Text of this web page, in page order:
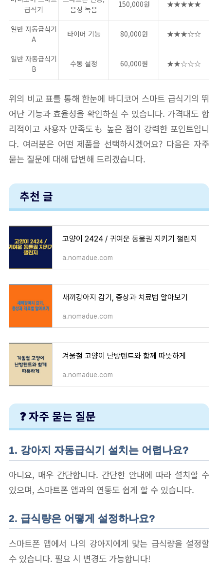
급식기
음성 녹음
150,000원 ★★★★★
일반 자동급식기
A
타이머 기능 80,000원 ★★★☆☆
일반 자동급식기
B
수동 설정 60,000원 ★★☆☆☆
위의 비교 표를 통해 한눈에 바디코어 스마트 급식기의 뛰
어난 기능과 효율성을 확인하실 수 있습니다. 가격대도 합
리적이고 사용자 만족도も 높은 점이 강력한 포인트입니
다. 여러분은 어떤 제품을 선택하시겠어요? 다음은 자주
묻는 질문에 대해 답변해 드리겠습니다.
추천 글
고양이 2424 / 귀여운 동물권 지키기 챌린지
a.nomadue.com
새끼강아지 감기, 증상과 치료법 알아보기
a.nomadue.com
겨울철 고양이 난방텐트와 함께 따뜻하게
a.nomadue.com
❓ 자주 묻는 질문
1. 강아지 자동급식기 설치는 어렵나요?
아니요, 매우 간단합니다. 간단한 안내에 따라 설치할 수
있으며, 스마트폰 앱과의 연동도 쉽게 할 수 있습니다.
2. 급식량은 어떻게 설정하나요?
스마트폰 앱에서 나의 강아지에게 맞는 급식량을 설정할
수 있습니다. 필요 시 변경도 가능합니다!